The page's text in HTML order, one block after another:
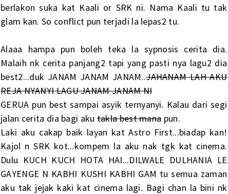
berlakon suka kat Kaali or SRK ni. Nama Kaali tu tak
glam kan. So conflict pun terjadi la lepas2 tu.
Alaaa hampa pun boleh teka la sypnosis cerita dia.
Malaih nk cerita panjang2 tapi yang pasti nya lagu2 dia
best2...duk JANAM JANAM JANAM..JAHANAM LAH AKU
REJA NYANYI LAGU JANAM JANAM NI
GERUA pun best sampai asyik ternyanyi. Kalau dari segi
jalan cerita dia bagi akutakla best manapun.
Laki aku cakap baik layan kat Astro First...biadap kan!
Kajol n SRK kot...kompem la aku nak tgk kat cinema.
Dulu KUCH KUCH HOTA HAI...DILWALE DULHANIA LE
GAYENGE N KABHI KUSHI KABHI GAM tu semua zaman
aku tak jejak kaki kat cinema lagi. Bagi chan la bini nk